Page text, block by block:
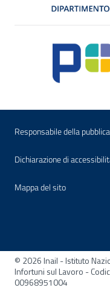
Menu di
Responsabile della
Dichiarazione di
Mappa del sitoSito interno
© 2026 Inail - Istituto
Infortuni sul Lavoro -
00968951004